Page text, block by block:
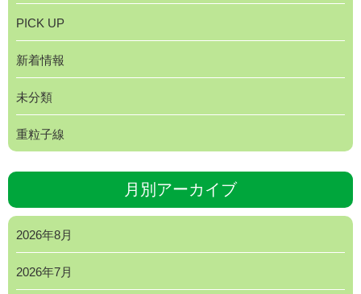
PICK UP
新着情報
未分類
重粒子線
月別アーカイブ
2026年8月
2026年7月